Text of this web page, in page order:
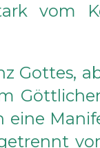
vom
Gottes,
eine